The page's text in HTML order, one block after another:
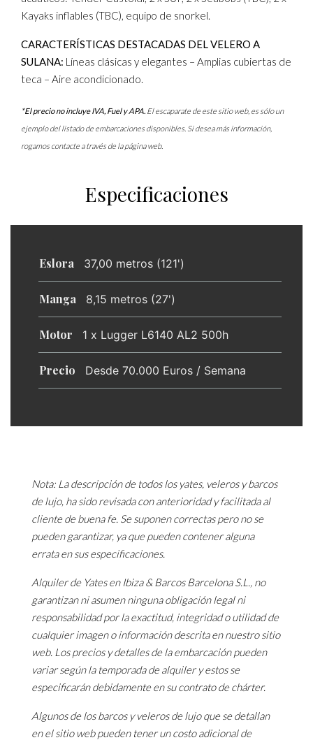
Kayaks inflables (TBC), equipo de snorkel.
CARACTERÍSTICAS DESTACADAS DEL VELERO A
SULANA: Líneas clásicas y elegantes – Amplias cubiertas de
teca – Aire acondicionado.
*El precio no incluye IVA, Fuel y APA. El escaparate de este sitio web, es sólo un
ejemplo del listado de embarcaciones disponibles. Si desea más información,
rogamos contacte a través de la página web.
Especificaciones
Eslora 37,00 metros (121')
Manga 8,15 metros (27')
Motor 1 x Lugger L6140 AL2 500h
Precio Desde 70.000 Euros / Semana
Nota: La descripción de todos los yates, veleros y barcos
de lujo, ha sido revisada con anterioridad y facilitada al
cliente de buena fe. Se suponen correctas pero no se
pueden garantizar, ya que pueden contener alguna
errata en sus especificaciones.
Alquiler de Yates en Ibiza & Barcos Barcelona S.L., no
garantizan ni asumen ninguna obligación legal ni
responsabilidad por la exactitud, integridad o utilidad de
cualquier imagen o información descrita en nuestro sitio
web. Los precios y detalles de la embarcación pueden
variar según la temporada de alquiler y estos se
especificarán debidamente en su contrato de chárter.
Algunos de los barcos y veleros de lujo que se detallan
en el sitio web pueden tener un costo adicional de